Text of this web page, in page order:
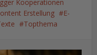
Kooperationen
Erstellung
E-
Topthema